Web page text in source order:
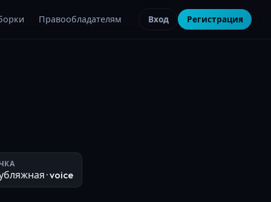
Правообладателям Вход Регистрация
· voice